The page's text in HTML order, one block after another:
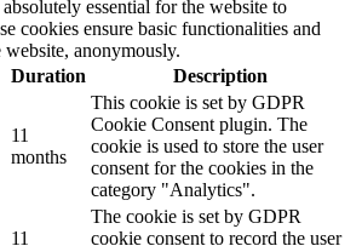
essential for the website to
cookies ensure basic functionalities and
anonymously.
Duration Description
11
months
This cookie is set by GDPR
Cookie Consent plugin. The
cookie is used to store the user
consent for the cookies in the
category "Analytics".
11
The cookie is set by GDPR
cookie consent to record the user